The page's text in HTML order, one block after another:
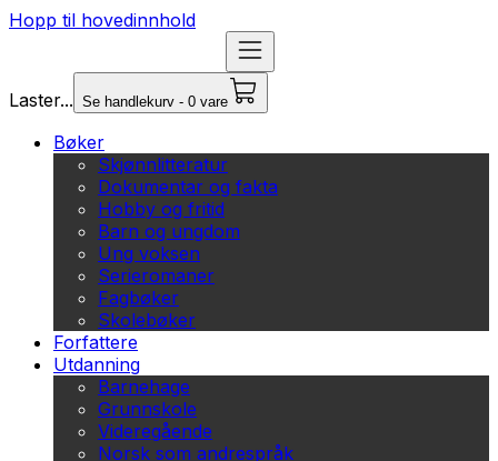
Hopp til hovedinnhold
Laster... Se handlekurv - 0 vare
Bøker
Skjønnlitteratur
Dokumentar og fakta
Hobby og fritid
Barn og ungdom
Ung voksen
Serieromaner
Fagbøker
Skolebøker
Forfattere
Utdanning
Barnehage
Grunnskole
Videregående
Norsk som andrespråk